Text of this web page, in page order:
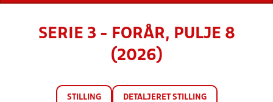
SERIE 3 - FORÅR, PULJE 8
(2026)
STILLING DETALJERET STILLING